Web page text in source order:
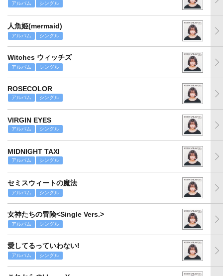
アルバム シングル
人魚姫(mermaid)
アルバム シングル
Witches ウィッチズ
アルバム シングル
ROSECOLOR
アルバム シングル
VIRGIN EYES
アルバム シングル
MIDNIGHT TAXI
アルバム シングル
セミスウィートの魔法
アルバム シングル
女神たちの冒険<Single Vers.>
アルバム シングル
愛してるっていわない!
アルバム シングル